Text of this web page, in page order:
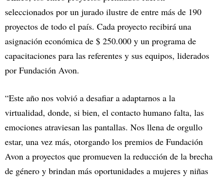
seleccionados por un jurado ilustre de entre más de 190
proyectos de todo el país. Cada proyecto recibirá una
asignación económica de $ 250.000 y un programa de
capacitaciones para las referentes y sus equipos, liderados
por Fundación Avon.
“Este año nos volvió a desafiar a adaptarnos a la
virtualidad, donde, si bien, el contacto humano falta, las
emociones atraviesan las pantallas. Nos llena de orgullo
estar, una vez más, otorgando los premios de Fundación
Avon a proyectos que promueven la reducción de la brecha
de género y brindan más oportunidades a mujeres y niñas